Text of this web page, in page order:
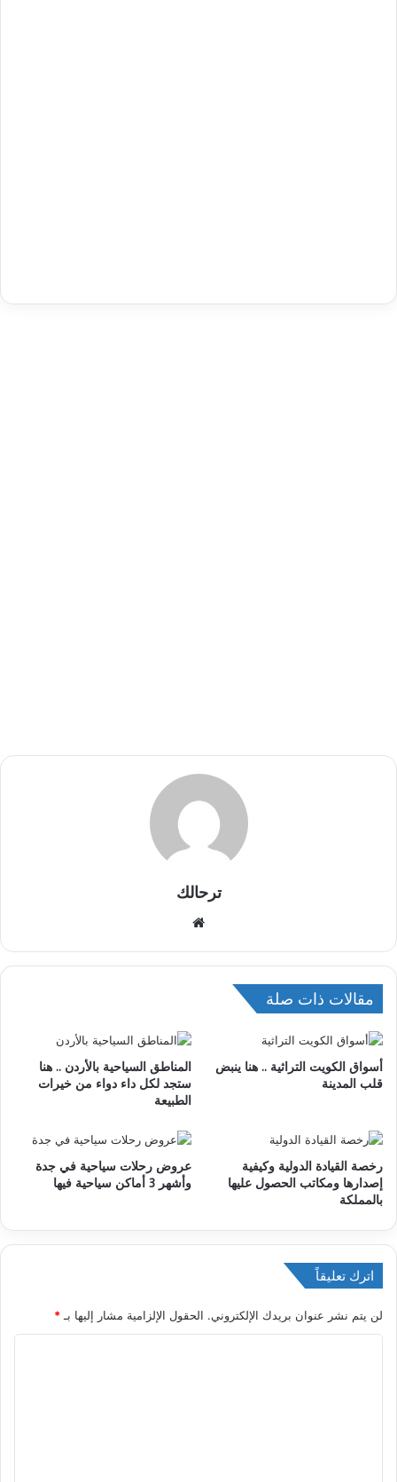
ترحالك
مقالات ذات صلة
أسواق الكويت التراثية .. هنا ينبض
قلب المدينة
المناطق السياحية بالأردن .. هنا
ستجد لكل داء دواء من خيرات
الطبيعة
رخصة القيادة الدولية وكيفية
إصدارها ومكاتب الحصول عليها
بالمملكة
عروض رحلات سياحية في جدة
وأشهر 3 أماكن سياحية فيها
اترك تعليقاً
لن يتم نشر عنوان بريدك الإلكتروني. الحقول الإلزامية مشار إليها بـ *